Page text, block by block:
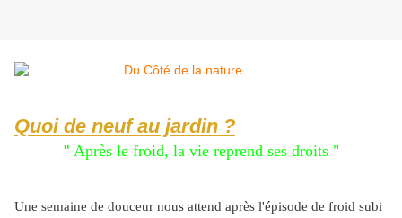
Quoi de neuf au jardin ?
" Après le froid, la vie reprend ses droits "
Une semaine de douceur nous attend après l'épisode de froid subi